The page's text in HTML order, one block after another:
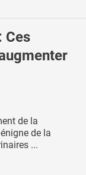
Ces
de la
de la
...